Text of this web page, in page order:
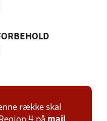
række skal